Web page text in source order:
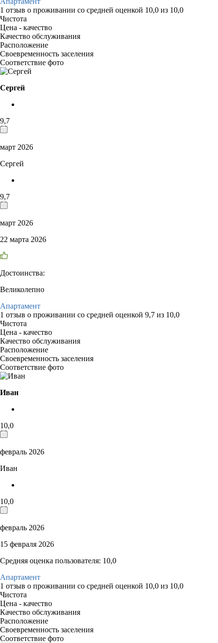
1 отзыв о проживании со средней оценкой 10,0 из 10,0
Чистота
Цена - качество
Качество обслуживания
Расположение
Своевременность заселения
Соответствие фото
Сергей
9,7
март 2026
Сергей
9,7
март 2026
22 марта 2026
Достоинства:
Великолепно
Апартамент
1 отзыв о проживании со средней оценкой 9,7 из 10,0
Чистота
Цена - качество
Качество обслуживания
Расположение
Своевременность заселения
Соответствие фото
Иван
10,0
февраль 2026
Иван
10,0
февраль 2026
15 февраля 2026
Средняя оценка пользователя: 10,0
Апартамент
1 отзыв о проживании со средней оценкой 10,0 из 10,0
Чистота
Цена - качество
Качество обслуживания
Расположение
Своевременность заселения
Соответствие фото